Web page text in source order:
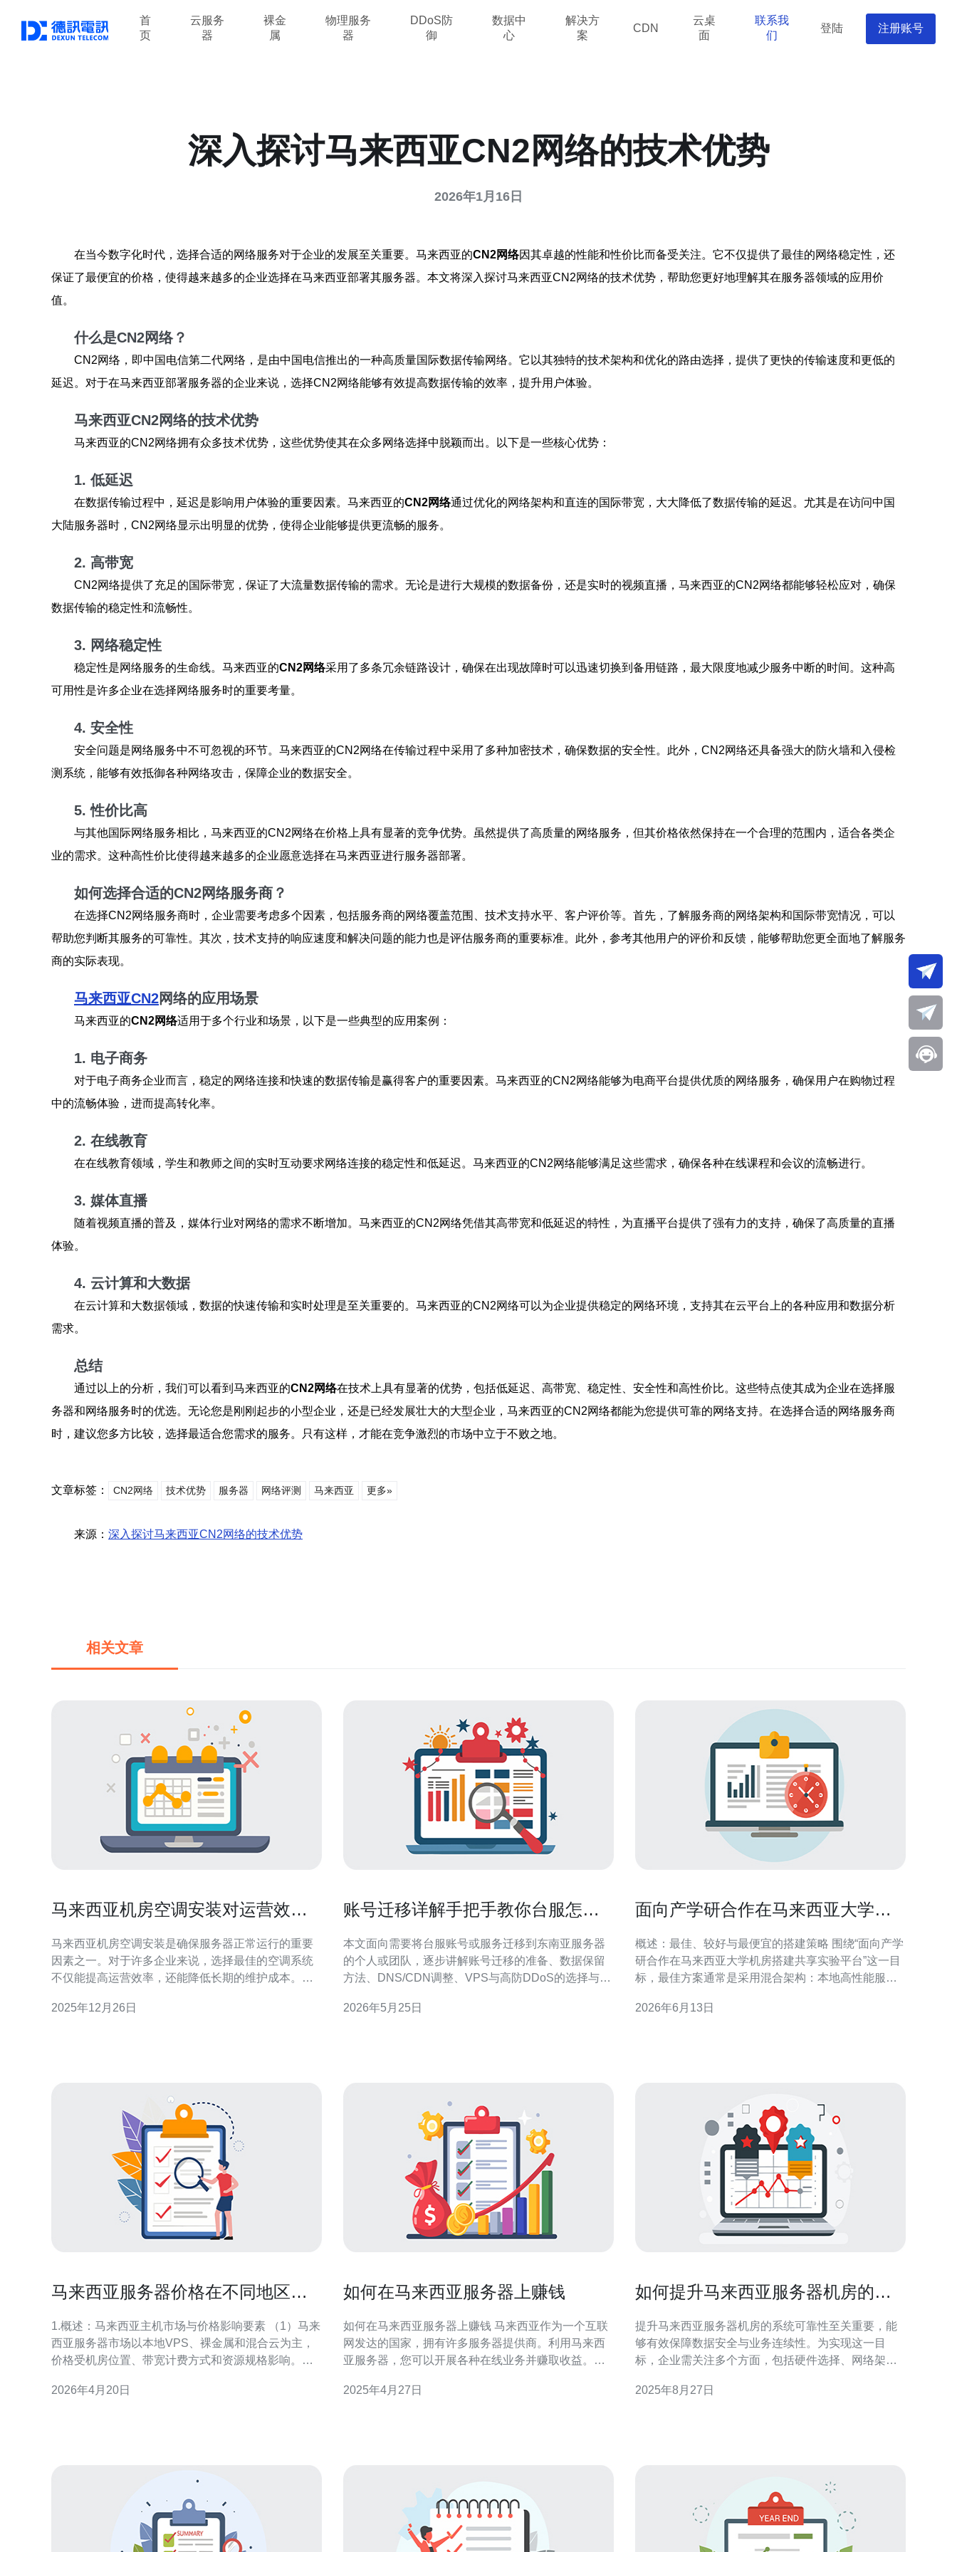
首
页
云服务
器
裸金
属
物理服务
器
DDoS防
御
数据中
心
解决方
案
CDN
云桌
面
联系我
们
登陆 注册账号
深入探讨马来西亚CN2网络的技术优势
2026年1月16日
在当今数字化时代，选择合适的网络服务对于企业的发展至关重要。马来西亚的CN2网络因其卓越的性能和性价比而备受关注。它不仅提供了最佳的网络稳定性，还
保证了最便宜的价格，使得越来越多的企业选择在马来西亚部署其服务器。本文将深入探讨马来西亚CN2网络的技术优势，帮助您更好地理解其在服务器领域的应用价
值。
什么是CN2网络？
CN2网络，即中国电信第二代网络，是由中国电信推出的一种高质量国际数据传输网络。它以其独特的技术架构和优化的路由选择，提供了更快的传输速度和更低的
延迟。对于在马来西亚部署服务器的企业来说，选择CN2网络能够有效提高数据传输的效率，提升用户体验。
马来西亚CN2网络的技术优势
马来西亚的CN2网络拥有众多技术优势，这些优势使其在众多网络选择中脱颖而出。以下是一些核心优势：
1. 低延迟
在数据传输过程中，延迟是影响用户体验的重要因素。马来西亚的CN2网络通过优化的网络架构和直连的国际带宽，大大降低了数据传输的延迟。尤其是在访问中国
大陆服务器时，CN2网络显示出明显的优势，使得企业能够提供更流畅的服务。
2. 高带宽
CN2网络提供了充足的国际带宽，保证了大流量数据传输的需求。无论是进行大规模的数据备份，还是实时的视频直播，马来西亚的CN2网络都能够轻松应对，确保
数据传输的稳定性和流畅性。
3. 网络稳定性
稳定性是网络服务的生命线。马来西亚的CN2网络采用了多条冗余链路设计，确保在出现故障时可以迅速切换到备用链路，最大限度地减少服务中断的时间。这种高
可用性是许多企业在选择网络服务时的重要考量。
4. 安全性
安全问题是网络服务中不可忽视的环节。马来西亚的CN2网络在传输过程中采用了多种加密技术，确保数据的安全性。此外，CN2网络还具备强大的防火墙和入侵检
测系统，能够有效抵御各种网络攻击，保障企业的数据安全。
5. 性价比高
与其他国际网络服务相比，马来西亚的CN2网络在价格上具有显著的竞争优势。虽然提供了高质量的网络服务，但其价格依然保持在一个合理的范围内，适合各类企
业的需求。这种高性价比使得越来越多的企业愿意选择在马来西亚进行服务器部署。
如何选择合适的CN2网络服务商？
在选择CN2网络服务商时，企业需要考虑多个因素，包括服务商的网络覆盖范围、技术支持水平、客户评价等。首先，了解服务商的网络架构和国际带宽情况，可以
帮助您判断其服务的可靠性。其次，技术支持的响应速度和解决问题的能力也是评估服务商的重要标准。此外，参考其他用户的评价和反馈，能够帮助您更全面地了解服务
商的实际表现。
马来西亚CN2网络的应用场景
马来西亚的CN2网络适用于多个行业和场景，以下是一些典型的应用案例：
1. 电子商务
对于电子商务企业而言，稳定的网络连接和快速的数据传输是赢得客户的重要因素。马来西亚的CN2网络能够为电商平台提供优质的网络服务，确保用户在购物过程
中的流畅体验，进而提高转化率。
2. 在线教育
在在线教育领域，学生和教师之间的实时互动要求网络连接的稳定性和低延迟。马来西亚的CN2网络能够满足这些需求，确保各种在线课程和会议的流畅进行。
3. 媒体直播
随着视频直播的普及，媒体行业对网络的需求不断增加。马来西亚的CN2网络凭借其高带宽和低延迟的特性，为直播平台提供了强有力的支持，确保了高质量的直播
体验。
4. 云计算和大数据
在云计算和大数据领域，数据的快速传输和实时处理是至关重要的。马来西亚的CN2网络可以为企业提供稳定的网络环境，支持其在云平台上的各种应用和数据分析
需求。
总结
通过以上的分析，我们可以看到马来西亚的CN2网络在技术上具有显著的优势，包括低延迟、高带宽、稳定性、安全性和高性价比。这些特点使其成为企业在选择服
务器和网络服务时的优选。无论您是刚刚起步的小型企业，还是已经发展壮大的大型企业，马来西亚的CN2网络都能为您提供可靠的网络支持。在选择合适的网络服务商
时，建议您多方比较，选择最适合您需求的服务。只有这样，才能在竞争激烈的市场中立于不败之地。
文章标签： CN2网络 技术优势 服务器 网络评测 马来西亚 更多»
来源： 深入探讨马来西亚CN2网络的技术优势
相关文章
马来西亚机房空调安装对运营效率
马来西亚机房空调安装是确保服务器正常运行的重要
因素之一。对于许多企业来说，选择最佳的空调系统
不仅能提高运营效率，还能降低长期的维护成本。在
要。本文将详细探讨机房空调的安装重要性，最佳方
2025年12月26日
账号迁移详解手把手教你台服怎么
本文面向需要将台服账号或服务迁移到东南亚服务器
的个人或团队，逐步讲解账号迁移的准备、数据保留
方法、DNS/CDN调整、VPS与高防DDoS的选择与购
完成迁移。 第一步：迁移前的准备工作。确认你的账
2026年5月25日
面向产学研合作在马来西亚大学机
概述：最佳、较好与最便宜的搭建策略 围绕“面向产学
研合作在马来西亚大学机房搭建共享实验平台”这一目
标，最佳方案通常是采用混合架构：本地高性能服务
好且成本可控的方案是以服务器虚拟化和容器化为核
2026年6月13日
马来西亚服务器价格在不同地区与
1.概述：马来西亚主机市场与价格影响要素 （1）马来
西亚服务器市场以本地VPS、裸金属和混合云为主，
价格受机房位置、带宽计费方式和资源规格影响。
计费（GB）或按带宽（Mbps）包干。 （3）机房等级
2026年4月20日
如何在马来西亚服务器上赚钱
如何在马来西亚服务器上赚钱 马来西亚作为一个互联
网发达的国家，拥有许多服务器提供商。利用马来西
亚服务器，您可以开展各种在线业务并赚取收益。本
电子商务是目前最受欢迎的在线业务之一。您可以通
2025年4月27日
如何提升马来西亚服务器机房的系
提升马来西亚服务器机房的系统可靠性至关重要，能
够有效保障数据安全与业务连续性。为实现这一目
标，企业需关注多个方面，包括硬件选择、网络架
领先的服务提供商，凭借其优质的设备和专业的技术
2025年8月27日